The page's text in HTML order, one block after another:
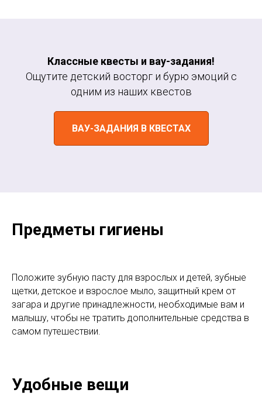
Классные квесты и вау-задания!
Ощутите детский восторг и бурю эмоций с
одним из наших квестов
ВАУ-ЗАДАНИЯ В КВЕСТАХ
Предметы гигиены
Положите зубную пасту для взрослых и детей, зубные
щетки, детское и взрослое мыло, защитный крем от
загара и другие принадлежности, необходимые вам и
малышу, чтобы не тратить дополнительные средства в
самом путешествии.
Удобные вещи